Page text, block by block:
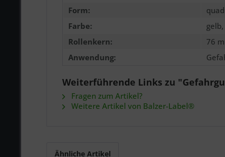
Form:
Farbe:
Rollenkern:
76
Anwendung:
Weiterführende Links zu
Fragen zum Artikel?
Weitere Artikel von Balzer-Label®
Ähnliche Artikel